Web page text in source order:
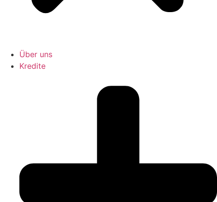
Über uns
Kredite